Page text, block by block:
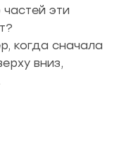
эти
когда сначала
вниз,